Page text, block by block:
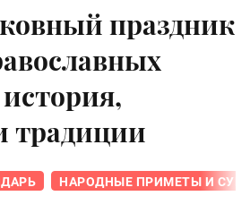
праздник
традиции
НАРОДНЫЕ ПРИМЕТЫ И